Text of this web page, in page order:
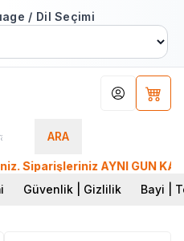
/ Dil Seçimi
ARA
Hesabım
Siparişleriniz AYNI GÜN
Güvenlik | Gizlilik Bayi |